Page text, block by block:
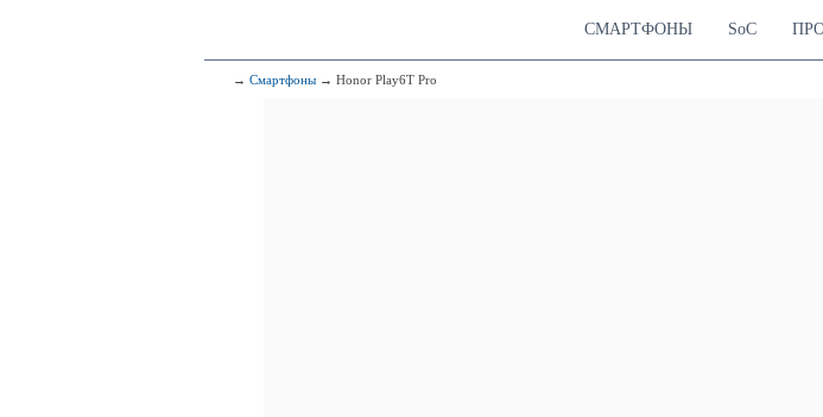
СМАРТФОНЫ SoC
→ Смартфоны → Honor Play6T Pro